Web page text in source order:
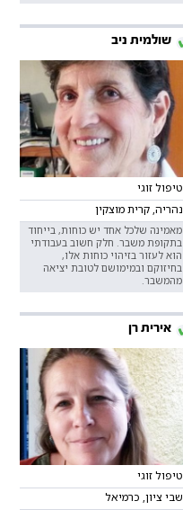
שולמית ניב
טיפול זוגי
נהריה, קרית מוצקין
מאמינה שלכל אחד יש כוחות, בייחוד
בתקופת משבר. חלק חשוב בעבודתי
הוא לעזור בזיהוי כוחות אלו,
בחיזוקם ובמימושם לטובת יציאה
מהמשבר.
אירית רן
טיפול זוגי
שבי ציון, כרמיאל